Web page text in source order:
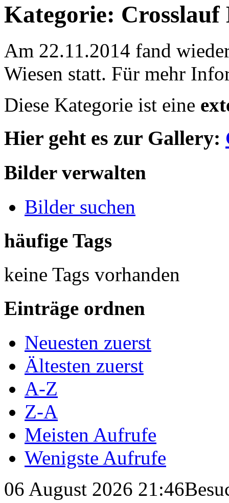
Kategorie: Crosslauf
Am 22.11.2014 fand
Wiesen statt. Für mehr
Diese Kategorie ist eine
Hier geht es zur Gallery:
Bilder verwalten
Bilder suchen
häufige Tags
keine Tags vorhanden
Einträge ordnen
Neuesten zuerst
Ältesten zuerst
A-Z
Z-A
Meisten Aufrufe
Wenigste Aufrufe
06 August 2026 21:46